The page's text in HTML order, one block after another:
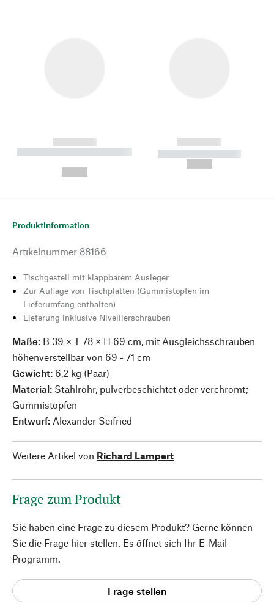
------------
----------- ----------- --------
------------
----------- -----------
Produktinformation
Artikelnummer 88166
Tischgestell mit klappbarem Ausleger
Zur Auflage von Tischplatten (Gummistopfen im
Lieferumfang enthalten)
Lieferung inklusive Nivellierschrauben
Maße: B 39 × T 78 × H 69 cm, mit Ausgleichsschrauben
höhenverstellbar von 69 - 71 cm
Gewicht: 6,2 kg (Paar)
Material: Stahlrohr, pulverbeschichtet oder verchromt;
Gummistopfen
Entwurf: Alexander Seifried
Weitere Artikel von Richard Lampert
Frage zum Produkt
Sie haben eine Frage zu diesem Produkt? Gerne können
Sie die Frage hier stellen. Es öffnet sich Ihr E-Mail-
Programm.
Frage stellen